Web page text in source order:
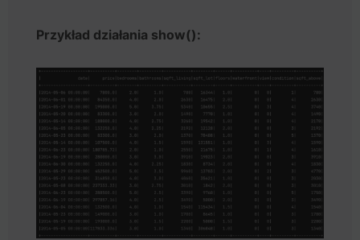
Przykład działania show():